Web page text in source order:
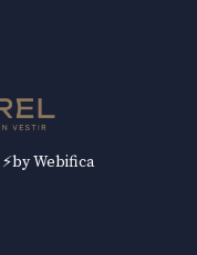
Webifica